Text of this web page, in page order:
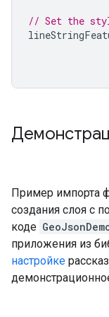
// Set the
Пример импорта
создания слоя с
коде
приложения из
настройке